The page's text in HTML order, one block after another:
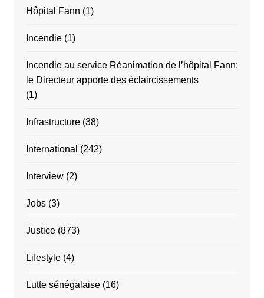
Hôpital Fann (1)
Incendie(1)
Incendie au service Réanimation de l’hôpital Fann:
le Directeur apporte des éclaircissements
(1)
Infrastructure(38)
International (242)
Interview(2)
Jobs(3)
Justice(873)
Lifestyle(4)
Lutte sénégalaise(16)